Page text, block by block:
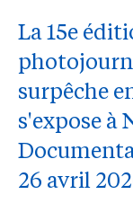
La 15e
surpêche
s'expose à
26 avril